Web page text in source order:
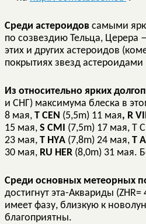
Среди астероидов самыми
по созвездию Тельца,
этих и других астероидов
покрытиях звезд астероидами
Из относительно ярких
и СНГ) максимума блеска в
8 мая, T CEN (5,5m) 11 мая, R
15 мая, S СМI (7,5m) 17 мая, T
23 мая, T HYА (7,8m) 24 мая, Т
30 мая, RU HER (8,0m) 31 мая.
Среди основных метеорных
достигнут эта-Аквариды
имеет фазу, близкую к
благоприятны.